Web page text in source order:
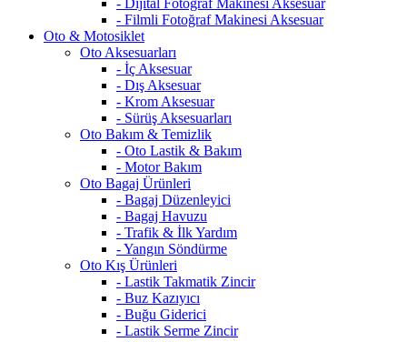
- Dijital Fotoğraf Makinesi Aksesuar
- Filmli Fotoğraf Makinesi Aksesuar
Oto & Motosiklet
Oto Aksesuarları
- İç Aksesuar
- Dış Aksesuar
- Krom Aksesuar
- Sürüş Aksesuarları
Oto Bakım & Temizlik
- Oto Lastik & Bakım
- Motor Bakım
Oto Bagaj Ürünleri
- Bagaj Düzenleyici
- Bagaj Havuzu
- Trafik & İlk Yardım
- Yangın Söndürme
Oto Kış Ürünleri
- Lastik Takmatik Zincir
- Buz Kazıyıcı
- Buğu Giderici
- Lastik Serme Zincir